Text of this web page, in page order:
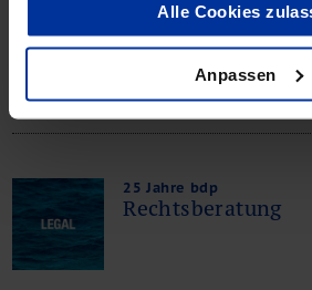
Alle Cookies
Anpassen
Die interdisziplinäre Beratung von
Krisensituationen ist eine Kernkompetenz
25 Jahre bdp
Rechtsberatung